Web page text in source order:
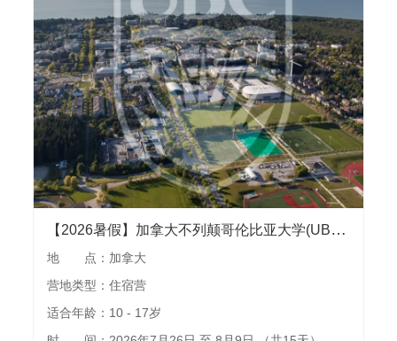
【2026暑假】加拿大不列颠哥伦比亚大学(UBC)国际语言夏校&公校中学夏校，两周夏校学习及温哥华城市游览
地 点：加拿大
营地类型：住宿营
适合年龄：10 - 17岁